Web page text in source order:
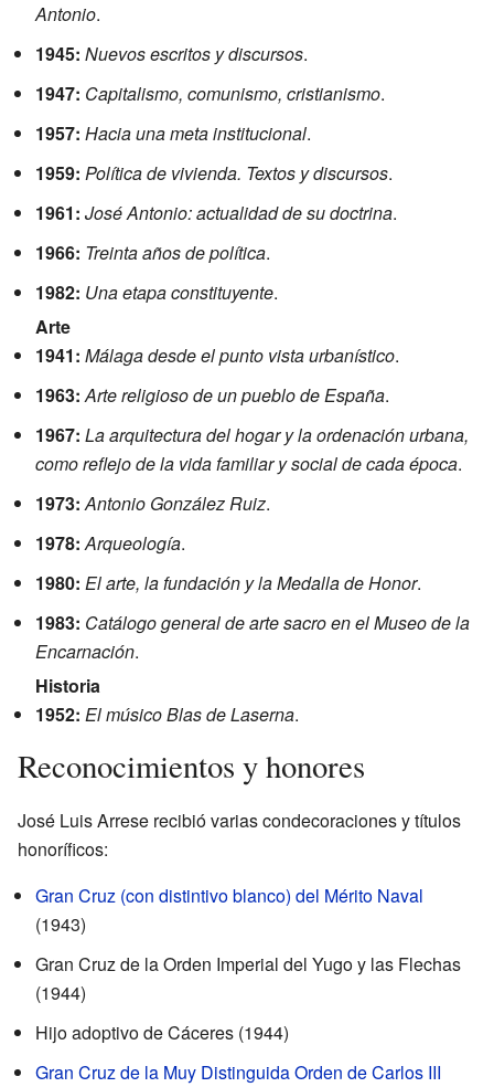
Antonio.
1945: Nuevos escritos y discursos.
1947: Capitalismo, comunismo, cristianismo.
1957: Hacia una meta institucional.
1959: Política de vivienda. Textos y discursos.
1961: José Antonio: actualidad de su doctrina.
1966: Treinta años de política.
1982: Una etapa constituyente.
Arte
1941: Málaga desde el punto vista urbanístico.
1963: Arte religioso de un pueblo de España.
1967: La arquitectura del hogar y la ordenación urbana,
como reflejo de la vida familiar y social de cada época.
1973: Antonio González Ruiz.
1978: Arqueología.
1980: El arte, la fundación y la Medalla de Honor.
1983: Catálogo general de arte sacro en el Museo de la
Encarnación.
Historia
1952: El músico Blas de Laserna.
Reconocimientos y honores
José Luis Arrese recibió varias condecoraciones y títulos
honoríficos:
Gran Cruz (con distintivo blanco) del Mérito Naval
(1943)
Gran Cruz de la Orden Imperial del Yugo y las Flechas
(1944)
Hijo adoptivo de Cáceres (1944)
Gran Cruz de la Muy Distinguida Orden de Carlos III